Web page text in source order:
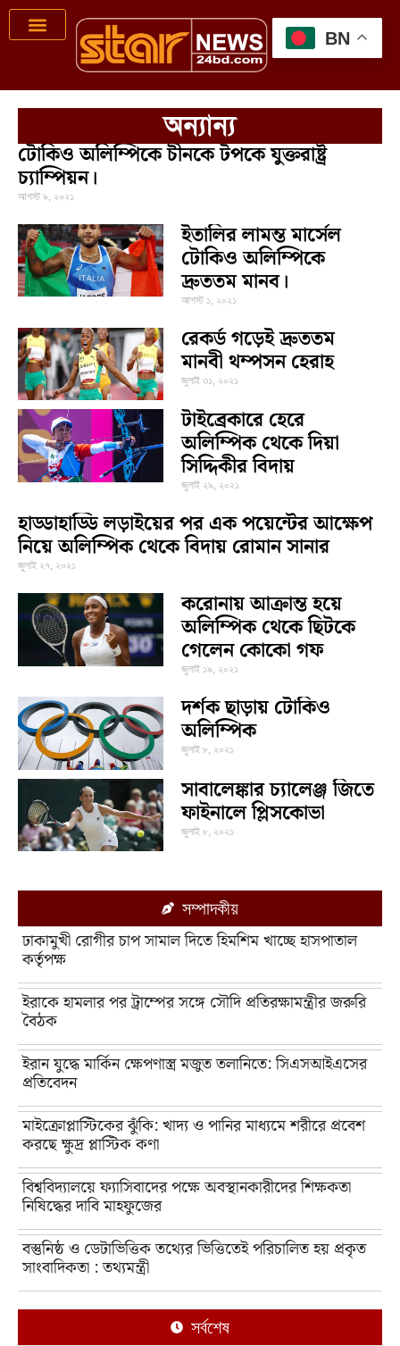
অন্যান্য
টোকিও অলিম্পিকে চীনকে টপকে যুক্তরাষ্ট্র
চ্যাম্পিয়ন।
আগস্ট ৯, ২০২১
ইতালির লামন্ত মার্সেল
টোকিও অলিম্পিকে
দ্রুততম মানব।
আগস্ট ১, ২০২১
রেকর্ড গড়েই দ্রুততম
মানবী থম্পসন হেরাহ
জুলাই ৩১, ২০২১
টাইব্রেকারে হেরে
অলিম্পিক থেকে দিয়া
সিদ্দিকীর বিদায়
জুলাই ২৯, ২০২১
হাড্ডাহাড্ডি লড়াইয়ের পর এক পয়েন্টের আক্ষেপ
নিয়ে অলিম্পিক থেকে বিদায় রোমান সানার
জুলাই ২৭, ২০২১
করোনায় আক্রান্ত হয়ে
অলিম্পিক থেকে ছিটকে
গেলেন কোকো গফ
জুলাই ১৯, ২০২১
দর্শক ছাড়ায় টোকিও
অলিম্পিক
জুলাই ৮, ২০২১
সাবালেঙ্কার চ্যালেঞ্জ জিতে
ফাইনালে প্লিসকোভা
জুলাই ৮, ২০২১
সম্পাদকীয়
ঢাকামুখী রোগীর চাপ সামাল দিতে হিমশিম খাচ্ছে হাসপাতাল
কর্তৃপক্ষ
ইরাকে হামলার পর ট্রাম্পের সঙ্গে সৌদি প্রতিরক্ষামন্ত্রীর জরুরি
বৈঠক
ইরান যুদ্ধে মার্কিন ক্ষেপণাস্ত্র মজুত তলানিতে: সিএসআইএসের
প্রতিবেদন
মাইক্রোপ্লাস্টিকের ঝুঁকি: খাদ্য ও পানির মাধ্যমে শরীরে প্রবেশ
করছে ক্ষুদ্র প্লাস্টিক কণা
বিশ্ববিদ্যালয়ে ফ্যাসিবাদের পক্ষে অবস্থানকারীদের শিক্ষকতা
নিষিদ্ধের দাবি মাহফুজের
বস্তুনিষ্ঠ ও ডেটাভিত্তিক তথ্যের ভিত্তিতেই পরিচালিত হয় প্রকৃত
সাংবাদিকতা : তথ্যমন্ত্রী
সর্বশেষ
BN